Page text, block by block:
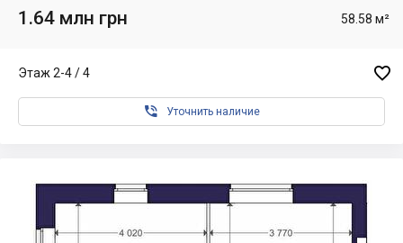
1.64 млн грн 58.58 м²
Этаж 2-4 / 4 
 Уточнить наличие